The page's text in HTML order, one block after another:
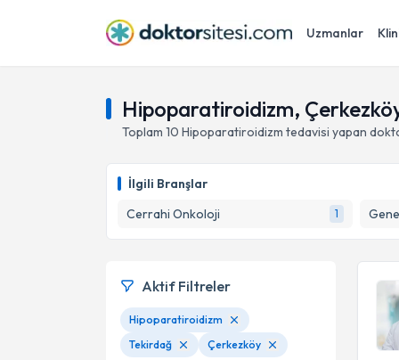
Uzmanlar
Hipoparatiroidizm,
Toplam 10 Hipoparatiroidizm tedavisi yapan
İlgili Branşlar
Cerrahi Onkoloji
1
Aktif Filtreler
Hipoparatiroidizm
Tekirdağ
Çerkezköy